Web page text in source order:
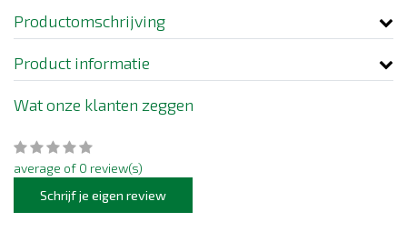
Productomschrijving
Product informatie
Wat onze klanten zeggen
average of 0 review(s)
Schrijf je eigen review